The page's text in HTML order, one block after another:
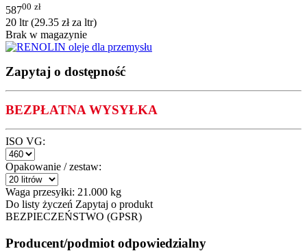
58700 zł
20 ltr (29.35 złza ltr)
Brak w magazynie
Zapytaj o dostępność
BEZPŁATNA WYSYŁKA
ISO VG:
Opakowanie / zestaw:
Waga przesyłki: 21.000 kg
Do listy życzeń Zapytaj o produkt
BEZPIECZEŃSTWO (GPSR)
Producent/podmiot odpowiedzialny